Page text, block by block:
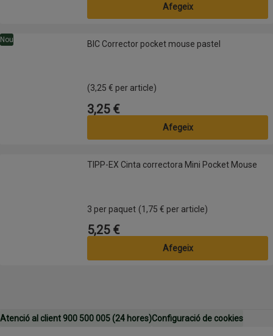
Afegeix
Nou
BIC Corrector pocket mouse pastelBIC Corrector pocket mouse pastel
(3,25 € per article)
Preu
3,25 €
Afegeix
TIPP-EX Cinta correctora Mini Pocket MouseTIPP-EX Cinta correctora Mini Pocket Mouse
3 per paquet (1,75 € per article)
Preu
5,25 €
Afegeix
Atenció al client 900 500 005 (24 hores)Configuració de cookies